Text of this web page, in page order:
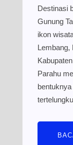
Destinasi
Gunung
ikon
Lembang,
Parahu